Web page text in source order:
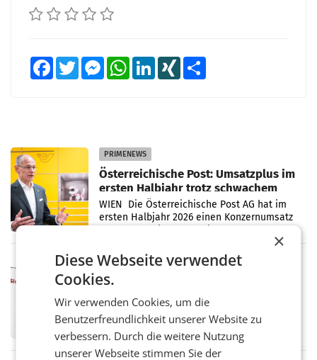
FacebookTwitter MessengerWhatsAppLinkedInXING
PRIMENEWS
Österreichische Post: Umsatzplus im
ersten Halbjahr trotz schwachem
Briefgeschäft
WIEN Die Österreichische Post AG hat im
ersten Halbjahr 2026 einen Konzernumsatz
einem Plus von 3,8 Prozent gegenüber dem
Vergleichszeitraum
MARKETING & MEDIA
ProSiebenSat.1 spart und macht
überraschend viel Gewinn
UNTERFÖHRING/MAILAND/AMSTERDAM. Der
Fernsehkonzern ProSiebenSat.1 hat im
Frühjahr dank Kostensenkungen operativ
wieder Gewinn gemacht und die
Markterwartung deutlich übertroffen.
×
Diese Webseite verwendet
Cookies.
Wir verwenden Cookies, um die
Benutzerfreundlichkeit unserer Website zu
verbessern. Durch die weitere Nutzung
unserer Webseite stimmen Sie der